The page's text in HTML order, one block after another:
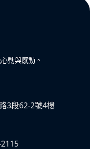
動與感動。
3段62-2號4樓